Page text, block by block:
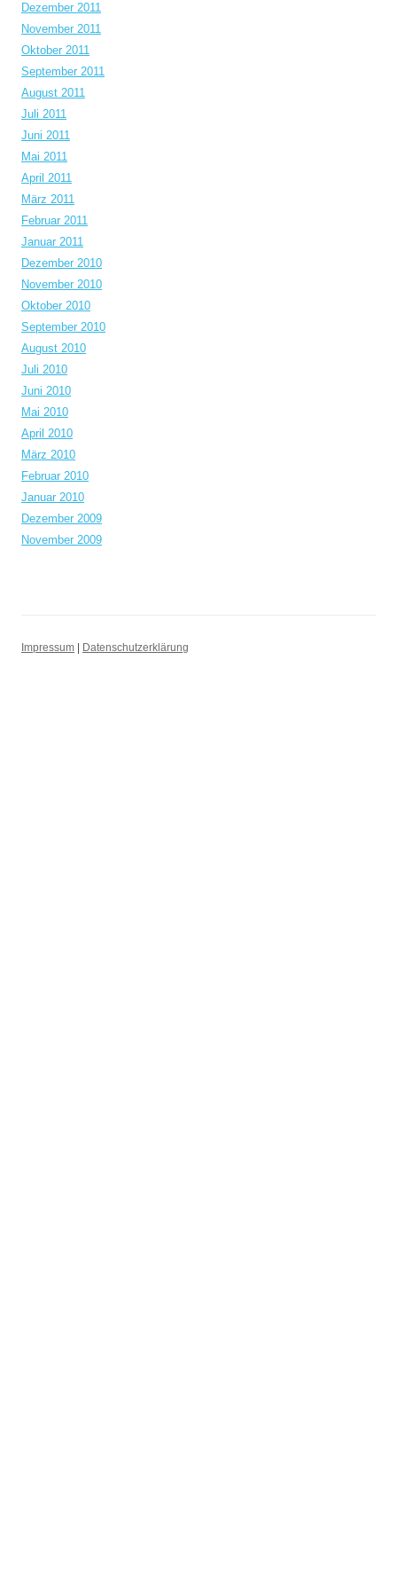
Dezember 2011
November 2011
Oktober 2011
September 2011
August 2011
Juli 2011
Juni 2011
Mai 2011
April 2011
März 2011
Februar 2011
Januar 2011
Dezember 2010
November 2010
Oktober 2010
September 2010
August 2010
Juli 2010
Juni 2010
Mai 2010
April 2010
März 2010
Februar 2010
Januar 2010
Dezember 2009
November 2009
Impressum Datenschutzerklärung